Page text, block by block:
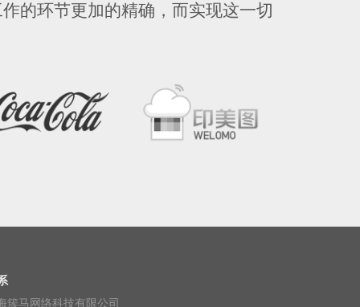
的环节更加的精确，而实现这一切
簇马网络科技有限公司